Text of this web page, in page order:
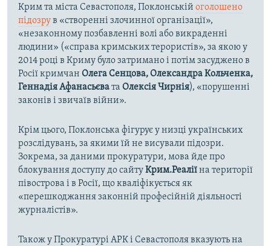
Крим та міста Севастополя, Поклонській оголошено
підозрув «створенні злочинної організації»,
«незаконному позбавленні волі або викраденні
людини» («справа кримських терористів», за якою у
2014 році в Криму було затримано і потім засуджено в
Росії кримчан Олега Сенцова, Олександра Кольченка,
Геннадія Афанасьєвата Олексія Чирнія), «порушенні
законів і звичаїв війни».
Крім цього, Поклонська фігурує у низці українських
розслідувань, за якими їй не висували підозри.
Зокрема, за даними прокуратури, мова йде про
блокування доступу до сайтуКрим.Реаліїна території
півострова і в Росії, що кваліфікується як
«перешкоджання законній професійній діяльності
журналістів».
Також у Прокуратурі АРК і Севастополя вказують на